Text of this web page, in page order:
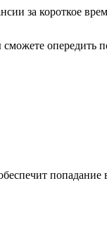
за короткое
опередить
попадание